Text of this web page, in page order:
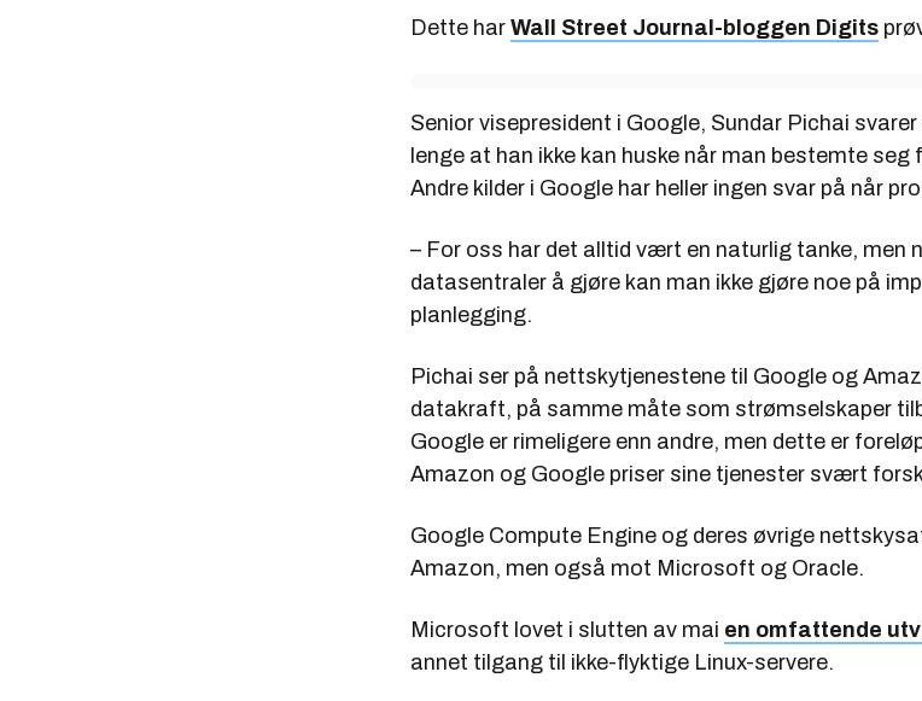
Dette har Wall Street Journal-bloggen Digits
Senior visepresident i Google, Sundar Pichai
lenge at han ikke kan huske når man bestemte seg
Andre kilder i Google har heller ingen svar på når
– For oss har det alltid vært en naturlig tanke, men
datasentraler å gjøre kan man ikke gjøre noe på
planlegging.
Pichai ser på nettskytjenestene til Google og
datakraft, på samme måte som strømselskaper
Google er rimeligere enn andre, men dette er
Amazon og Google priser sine tjenester svært
Google Compute Engine og deres øvrige
Amazon, men også mot Microsoft og Oracle.
Microsoft lovet i slutten av mai en omfattende
annet tilgang til ikke-flyktige Linux-servere.